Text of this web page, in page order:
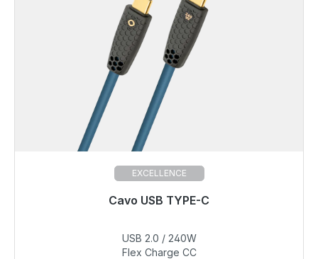
EXCELLENCE
Cavo USB TYPE-C
Pronto per la spedizione immediata, tempo di
29,99 €
USB 2.0 / 240W
Flex Charge CC